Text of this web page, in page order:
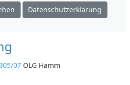
Datenschutzerklärung
07OLG Hamm